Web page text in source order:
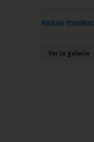
Noticias
Ver la galería